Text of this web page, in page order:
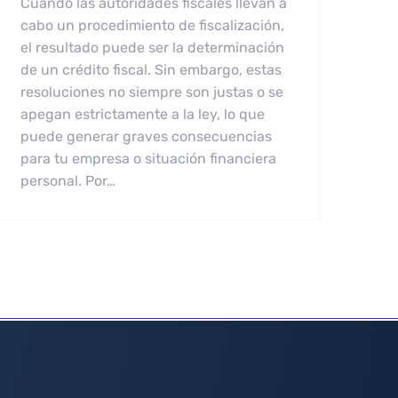
cabo un procedimiento de fiscalización,
el resultado puede ser la determinación
de un crédito fiscal. Sin embargo, estas
resoluciones no siempre son justas o se
apegan estrictamente a la ley, lo que
puede generar graves consecuencias
para tu empresa o situación financiera
personal. Por…